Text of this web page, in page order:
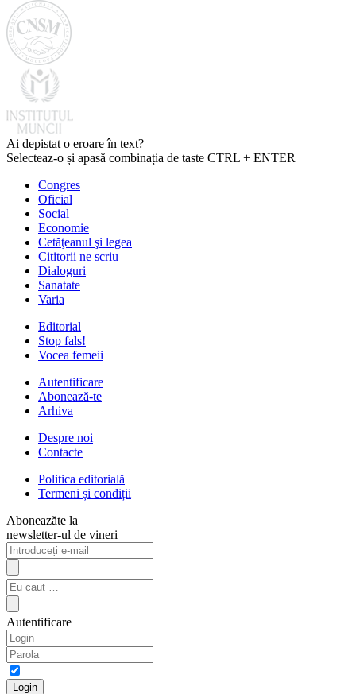
Ai depistat o eroare în text?
Selecteaz-o și apasă combinația de taste CTRL + ENTER
Congres
Oficial
Social
Economie
Cetăţeanul şi legea
Cititorii ne scriu
Dialoguri
Sanatate
Varia
Editorial
Stop fals!
Vocea femeii
Autentificare
Abonează-te
Arhiva
Despre noi
Contacte
Politica editorială
Termeni și condiții
Aboneazăte la
newsletter-ul de vineri
Autentificare